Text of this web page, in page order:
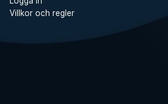
Villkor och regler